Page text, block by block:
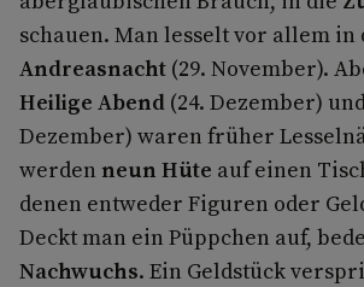
schauen. Man lesselt vor allem in
Andreasnacht (29. November).
Heilige Abend (24. Dezember)
Dezember) waren früher
werden neun Hüte auf einen
denen entweder Figuren oder
Deckt man ein Püppchen auf,
Nachwuchs. Ein Geldstück